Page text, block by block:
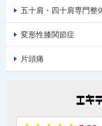
五十肩・四十肩専門整
変形性膝関節症
片頭痛